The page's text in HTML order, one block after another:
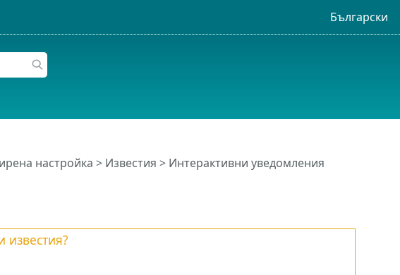
Български
настройка > Известия > Интерактивни уведомления